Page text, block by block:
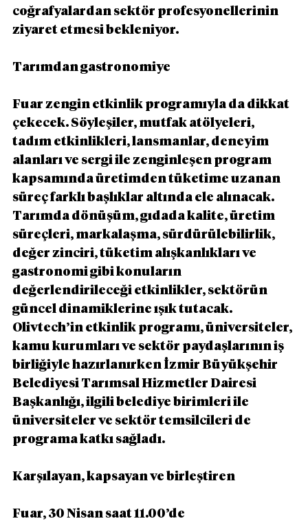
coğrafyalardan sektör profesyonellerinin
ziyaret etmesi bekleniyor.
Tarımdan gastronomiye
Fuar zengin etkinlik programıyla da dikkat
çekecek. Söyleşiler, mutfak atölyeleri,
tadım etkinlikleri, lansmanlar, deneyim
alanları ve sergi ile zenginleşen program
kapsamında üretimden tüketime uzanan
süreç farklı başlıklar altında ele alınacak.
Tarımda dönüşüm, gıdada kalite, üretim
süreçleri, markalaşma, sürdürülebilirlik,
değer zinciri, tüketim alışkanlıkları ve
gastronomi gibi konuların
değerlendirileceği etkinlikler, sektörün
güncel dinamiklerine ışık tutacak.
Olivtech’in etkinlik programı, üniversiteler,
kamu kurumları ve sektör paydaşlarının iş
birliğiyle hazırlanırken İzmir Büyükşehir
Belediyesi Tarımsal Hizmetler Dairesi
Başkanlığı, ilgili belediye birimleri ile
üniversiteler ve sektör temsilcileri de
programa katkı sağladı.
Karşılayan, kapsayan ve birleştiren
Fuar, 30 Nisan saat 11.00’de